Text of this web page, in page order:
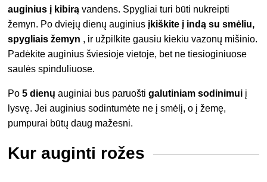
auginius į kibirą vandens. Spygliai turi būti nukreipti
žemyn. Po dviejų dienų auginius įkiškite į indą su smėliu,
spygliais žemyn , ir užpilkite gausiu kiekiu vazonų mišinio.
Padėkite auginius šviesioje vietoje, bet ne tiesioginiuose
saulės spinduliuose.
Po 5 dienų auginiai bus paruoštigalutiniam sodinimui į
lysvę. Jei auginius sodintumėte ne į smėlį, o į žemę,
pumpurai būtų daug mažesni.
Kur auginti rožes